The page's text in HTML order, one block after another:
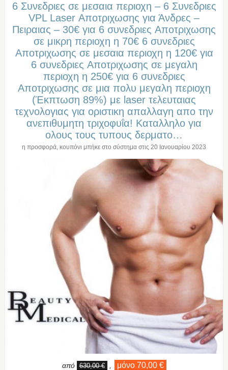
6 Συνεδριες σε μεσαια περιοχη – 6 Συνεδριες
VPL Laser Αποτριχωσης για Άνδρες –
Πειραιας – 30€ για 6 συνεδριες Aποτριχωσης
σε μικρη περιοχη η 70€ 6 συνεδριες
Aποτριχωσης σε μεσαια περιοχη η 120€ για
6 συνεδριες Aποτριχωσης σε μεγαλη
περιοχη η 250€ για 6 συνεδριες
Aποτριχωσης σε μια πολυ μεγαλη περιοχη
(Έκπτωση 89%) με laser τελευταιας
τεχνολογιας για οριστικη απαλλαγη απο την
ανεπιθυμητη τριχοφυΐα! Καταλληλο για
ολους τους τυπους δερματο…
η προσφορά, κουπόνι μπήκε στο σύστημα στις 20 Ιανουαρίου 2023
από 630,00 € μόνο 70,00 €